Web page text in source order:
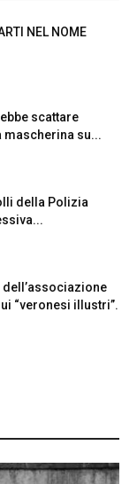
NEL NOME
scattare
mascherina su...
della Polizia
“veronesi illustri”.